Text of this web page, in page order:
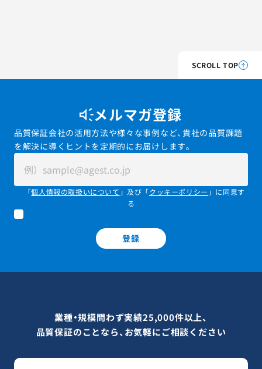
SCROLL TOP
メルマガ登録
品質保証会社の活用方法や様々な事例など、貴社の品質課題
を解決に導くヒントを定期的にお届けします。
「個人情報の取扱いについて 」及び「クッキーポリシー 」に同意す
る
登録
業種・規模問わず実績25,000件以上、
品質保証のことなら、お気軽にご相談ください